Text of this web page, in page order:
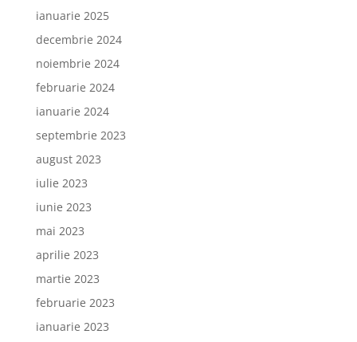
ianuarie 2025
decembrie 2024
noiembrie 2024
februarie 2024
ianuarie 2024
septembrie 2023
august 2023
iulie 2023
iunie 2023
mai 2023
aprilie 2023
martie 2023
februarie 2023
ianuarie 2023